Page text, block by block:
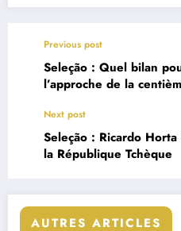
Previous post
Seleção : Quel bilan
l’approche de la
Next post
Seleção : Ricardo
la République Tchèque
AUTRES ARTICLES